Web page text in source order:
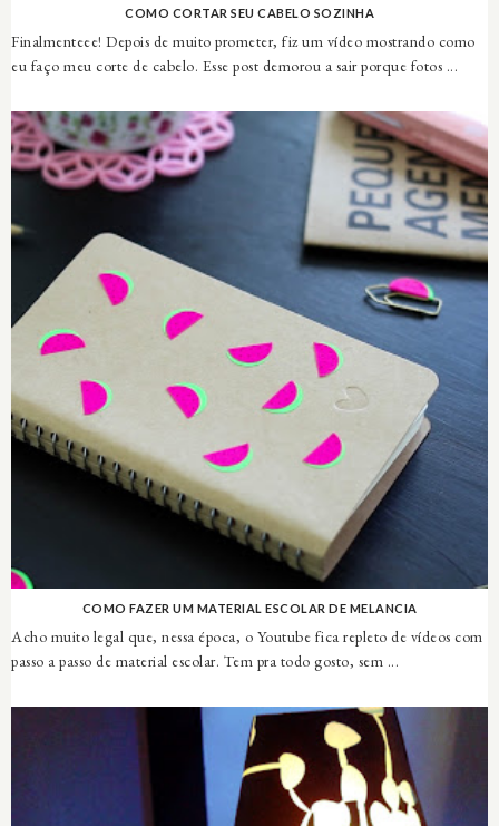
COMO CORTAR SEU CABELO SOZINHA
Finalmenteee! Depois de muito prometer, fiz um vídeo mostrando como
eu faço meu corte de cabelo. Esse post demorou a sair porque fotos ...
COMO FAZER UM MATERIAL ESCOLAR DE MELANCIA
Acho muito legal que, nessa época, o Youtube fica repleto de vídeos com
passo a passo de material escolar. Tem pra todo gosto, sem ...